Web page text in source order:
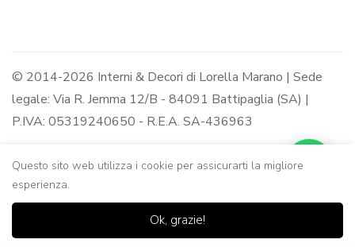
© 2014-2026 Interni & Decori di Lorella Marano | Sede
legale: Via R. Jemma 12/B - 84091 Battipaglia (SA) |
P.IVA: 05319240650 - R.E.A. SA-436963
Questo sito web utilizza i cookie per assicurarti la migliore
esperienza.
Ok, grazie!
Casa Negozio
0
Lista dei Carrello Ricerca